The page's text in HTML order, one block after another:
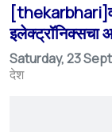
इलेक्ट्रॉनिक्सचा
Saturday, 23
देश